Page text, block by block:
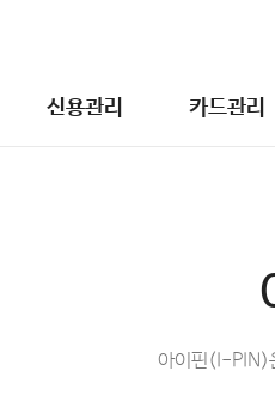
신용관리 카드관리
아이핀(I-PIN)